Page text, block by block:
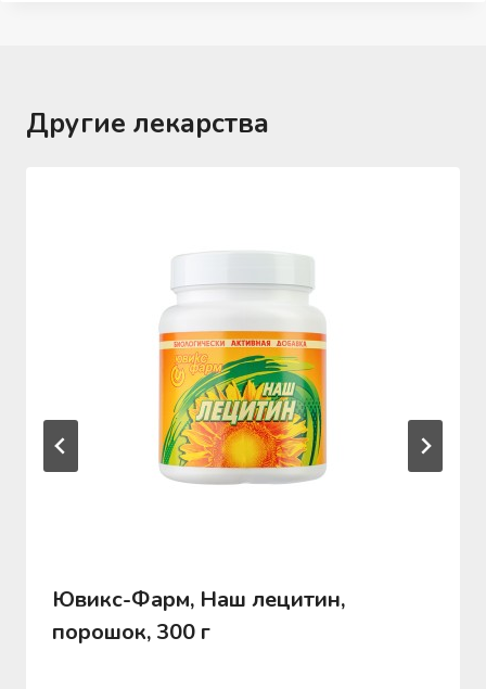
Другие лекарства
Ювикс-Фарм, Наш лецитин,
порошок, 300 г